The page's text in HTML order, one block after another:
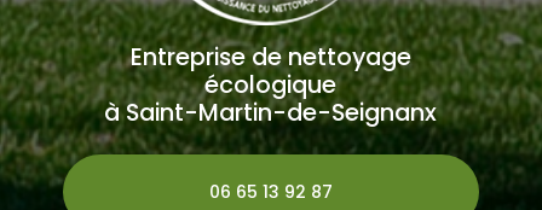
Entreprise de nettoyage
écologique
à Saint-Martin-de-Seignanx
06 65 13 92 87